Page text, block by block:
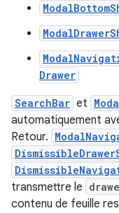
Drawer
SearchBar et
automatiquement
Retour.
transmettre le
contenu de feuille